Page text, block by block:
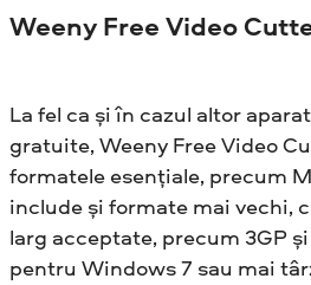
Weeny Free Video
La fel ca și în cazul altor
gratuite, Weeny Free Video
formatele esențiale, precum
include și formate mai vechi,
larg acceptate, precum 3GP
pentru Windows 7 sau mai